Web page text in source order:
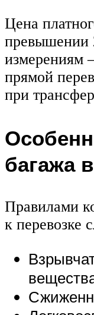
Цена
превышении
измерениям
прямой
при
багажа
Правилами
к перевозке